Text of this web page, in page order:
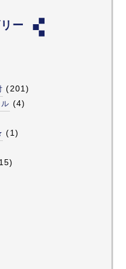
ー
(201)
(4)
(1)